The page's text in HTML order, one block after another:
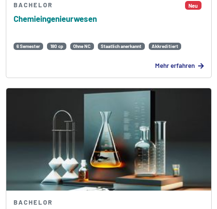
Chemie­ingenieurwesen
BACHELOR Neu
6 Semester 180 cp Ohne NC Staatlich anerkannt Akkreditiert
Mehr erfahren
BACHELOR